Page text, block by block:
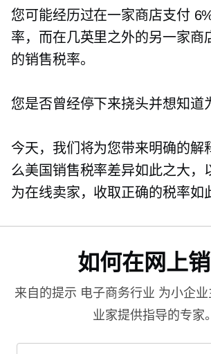
您可能经历过在一家商店支付
率，而在几英里之外的另一家商
的销售税率。
您是否曾经停下来挠头并想知道
今天，我们将为您带来明确的解
么美国销售税率差异如此之大，
为在线卖家，收取正确的税率如
如何在网上
来自的提示 电子商务行业 为小企
业家提供指导的专家。